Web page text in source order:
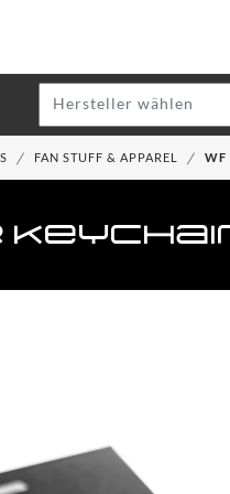
Hersteller wählen
FAN STUFF & APPAREL WF